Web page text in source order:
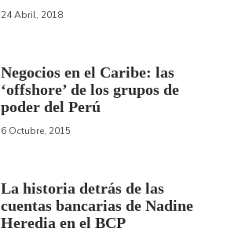
24 Abril, 2018
Negocios en el Caribe: las
‘offshore’ de los grupos de
poder del Perú
6 Octubre, 2015
La historia detrás de las
cuentas bancarias de Nadine
Heredia en el BCP